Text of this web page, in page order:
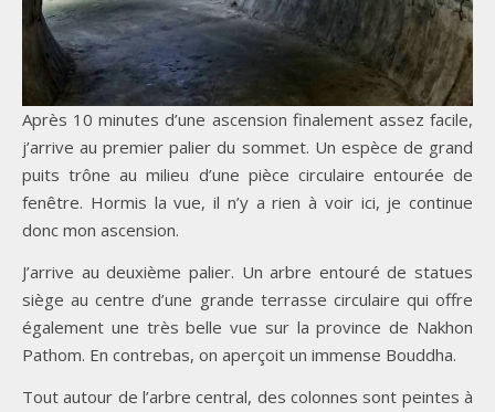
Après 10 minutes d’une ascension finalement assez facile,
j’arrive au premier palier du sommet. Un espèce de grand
puits trône au milieu d’une pièce circulaire entourée de
fenêtre. Hormis la vue, il n’y a rien à voir ici, je continue
donc mon ascension.
J’arrive au deuxième palier. Un arbre entouré de statues
siège au centre d’une grande terrasse circulaire qui offre
également une très belle vue sur la province de Nakhon
Pathom. En contrebas, on aperçoit un immense Bouddha.
Tout autour de l’arbre central, des colonnes sont peintes à